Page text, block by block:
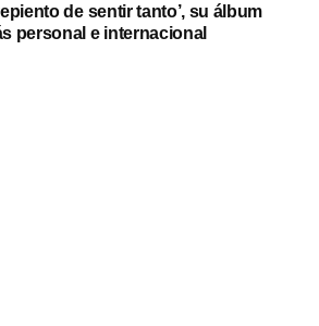
de sentir tanto’, su álbum
personal e internacional